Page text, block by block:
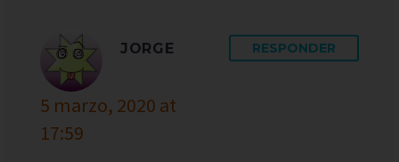
JORGE
5 marzo, 2020 at
17:59
RESPONDER